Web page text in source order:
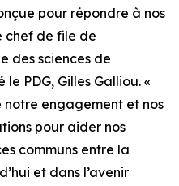
pour répondre à nos
chef de file de
des sciences de
PDG, Gilles Galliou. «
notre engagement et nos
pour aider nos
communs entre la
et dans l’avenir